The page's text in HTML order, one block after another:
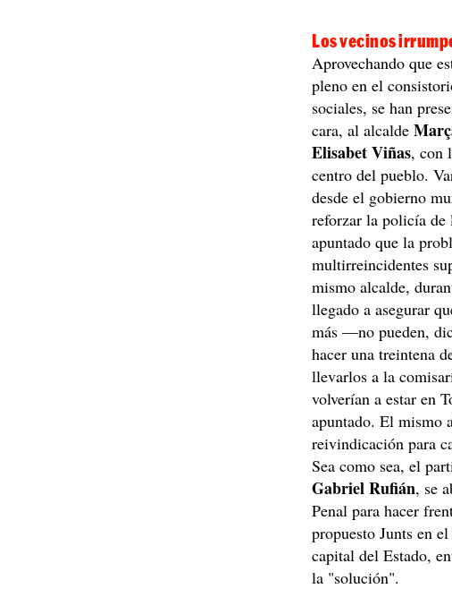
Los vecinos
Aprovechando que
pleno en el
sociales, se han
cara, al alcalde
Elisabet Viñas, con
centro del pueblo.
desde el gobierno
reforzar la policía
apuntado que la
multirreincidentes
mismo alcalde,
llegado a asegurar
más —no pueden,
hacer una treintena
llevarlos a la
volverían a estar en
apuntado. El mismo
reivindicación para
Sea como sea, el
Gabriel Rufián, se
Penal para hacer
propuesto Junts en
capital del Estado,
la "solución".